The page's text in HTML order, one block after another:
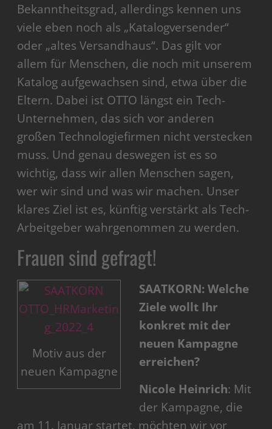
Bekanntheitsgrad, allerdings kennen uns
viele eben noch als „Katalogversender“
oder „altes Versandhaus“. Das gilt vor
allem für Menschen, die noch mit unserem
Katalog aufgewachsen sind, etwa über die
Eltern. Dabei ist OTTO längst ein Tech-
Unternehmen, das sich vor anderen
großen Technologiefirmen nicht verstecken
muss. Und genau deswegen ist es so
wichtig, dass wir allen Menschen sagen,
wer wir sind und was wir machen. Unser
klares Ziel ist es, künftig verstärkt als Tech-
Arbeitgeber wahrgenommen zu werden.
Frauen sind gefragt!
Motiv aus der
neuen Kampagne
SAATKORN: Welche
Ziele wollt Ihr
konkret mit der
neuen Kampagne
erreichen?
Nicole Heinrich: Mit
der Kampagne, die
am 11. Januar startet, möchten wir vor